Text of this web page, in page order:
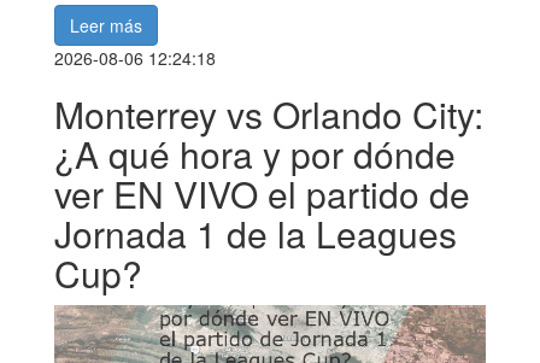
Leer más
2026-08-06 12:24:18
Monterrey vs Orlando City:
¿A qué hora y por dónde
ver EN VIVO el partido de
Jornada 1 de la Leagues
Cup?